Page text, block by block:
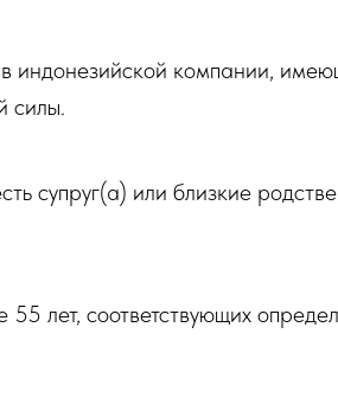
в индонезийской компании,
силы.
супруг(а) или близкие
лет, соответствующих